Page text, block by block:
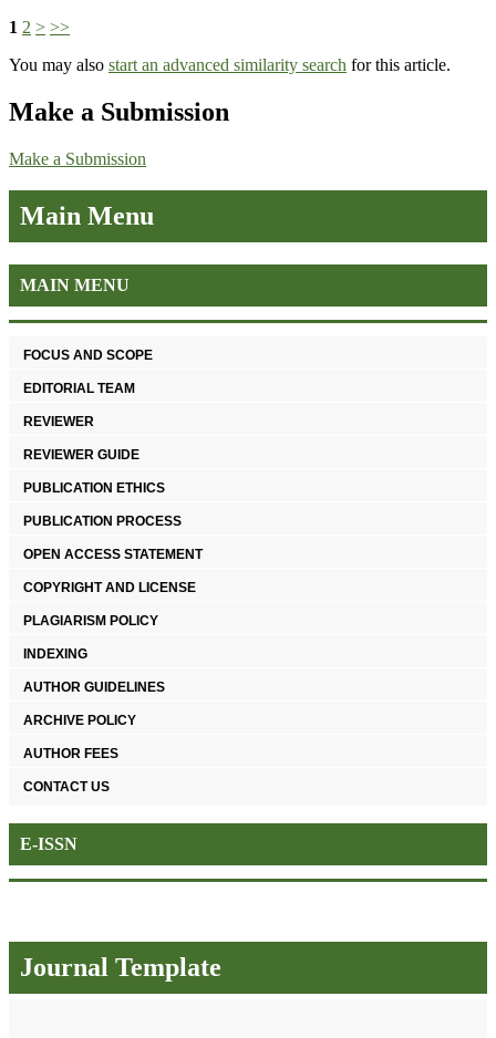
1 2 > >>
You may also start an advanced similarity search for this article.
Make a Submission
Make a Submission
Main Menu
MAIN MENU
FOCUS AND SCOPE
EDITORIAL TEAM
REVIEWER
REVIEWER GUIDE
PUBLICATION ETHICS
PUBLICATION PROCESS
OPEN ACCESS STATEMENT
COPYRIGHT AND LICENSE
PLAGIARISM POLICY
INDEXING
AUTHOR GUIDELINES
ARCHIVE POLICY
AUTHOR FEES
CONTACT US
E-ISSN
Journal Template